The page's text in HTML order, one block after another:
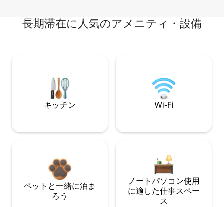
長期滞在に人気のアメニティ・設備
キッチン Wi-Fi
ペットと一緒に泊ま
ろう
ノートパソコン使用
に適した仕事スペー
ス